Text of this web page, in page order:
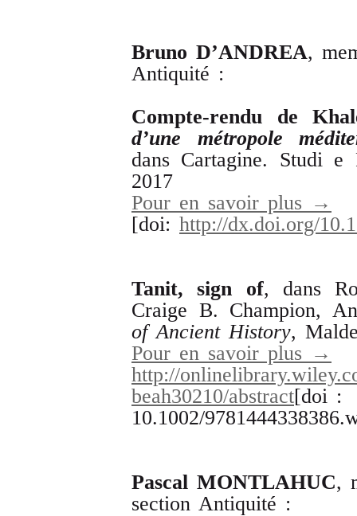
Bruno D’ANDREA,
Antiquité :
Compte-rendu de
d’une métropole
dans Cartagine. Studi e
2017
Pour en savoir plus →
[doi: http://dx.doi.org/
Tanit,sign of, dans
Craige B. Champion,
of Ancient History,
Pour en savoir plus →
http://
beah30210/abstract[doi :
10.1002/
Pascal MONTLAHUC,
section Antiquité :